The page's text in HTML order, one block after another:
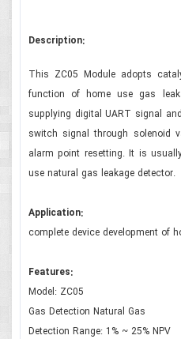
Description:
This ZC05 Module adopts
function of home use gas
supplying digital UART signal
switch signal through solenoid
alarm point resetting. It is
use natural gas leakage detector.
Application:
complete device development of
Features:
Model: ZC05
Gas Detection Natural Gas
Detection Range: 1% ~ 25% NPV